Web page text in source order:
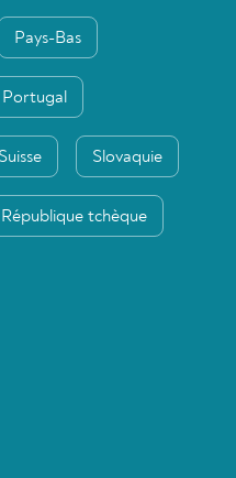
Pays-Bas
Portugal
Suisse Slovaquie
République tchèque